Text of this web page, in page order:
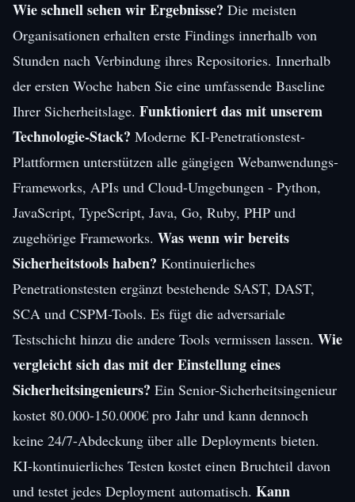
Wie schnell sehen wir Ergebnisse? Die meisten
Organisationen erhalten erste Findings innerhalb von
Stunden nach Verbindung ihres Repositories. Innerhalb
der ersten Woche haben Sie eine umfassende Baseline
Ihrer Sicherheitslage. Funktioniert das mit unserem
Technologie-Stack? Moderne KI-Penetrationstest-
Plattformen unterstützen alle gängigen Webanwendungs-
Frameworks, APIs und Cloud-Umgebungen - Python,
JavaScript, TypeScript, Java, Go, Ruby, PHP und
zugehörige Frameworks. Was wenn wir bereits
Sicherheitstools haben? Kontinuierliches
Penetrationstesten ergänzt bestehende SAST, DAST,
SCA und CSPM-Tools. Es fügt die adversariale
Testschicht hinzu die andere Tools vermissen lassen. Wie
vergleicht sich das mit der Einstellung eines
Sicherheitsingenieurs? Ein Senior-Sicherheitsingenieur
kostet 80.000-150.000€ pro Jahr und kann dennoch
keine 24/7-Abdeckung über alle Deployments bieten.
KI-kontinuierliches Testen kostet einen Bruchteil davon
und testet jedes Deployment automatisch. Kann